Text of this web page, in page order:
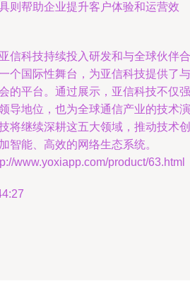
则帮助企业提升客户体验和运营效
信科技持续投入研发和与全球伙伴合
个国际性舞台，为亚信科技提供了与
的平台。通过展示，亚信科技不仅强
导地位，也为全球通信产业的技术演
将继续深耕这五大领域，推动技术创
智能、高效的网络生态系统。
www.yoxiapp.com/product/63.html